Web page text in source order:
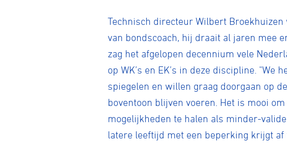
Technisch directeur Wilbert
van bondscoach, hij draait al jaren mee
zag het afgelopen decennium vele
op WK’s en EK’s in deze discipline.
spiegelen en willen graag doorgaan op
boventoon blijven voeren. Het is mooi
mogelijkheden te halen als minder-
latere leeftijd met een beperking krijgt